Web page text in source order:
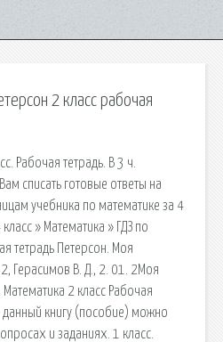
2 класс рабочая
Рабочая тетрадь. В 3 ч.
списать готовые ответы на
учебника по математике за 4
» Математика » ГДЗ по
тетрадь Петерсон. Моя
2, Герасимов В. Д., 2. 01. 2Моя
Математика 2 класс Рабочая
данный книгу (пособие) можно
и заданиях. 1 класс.